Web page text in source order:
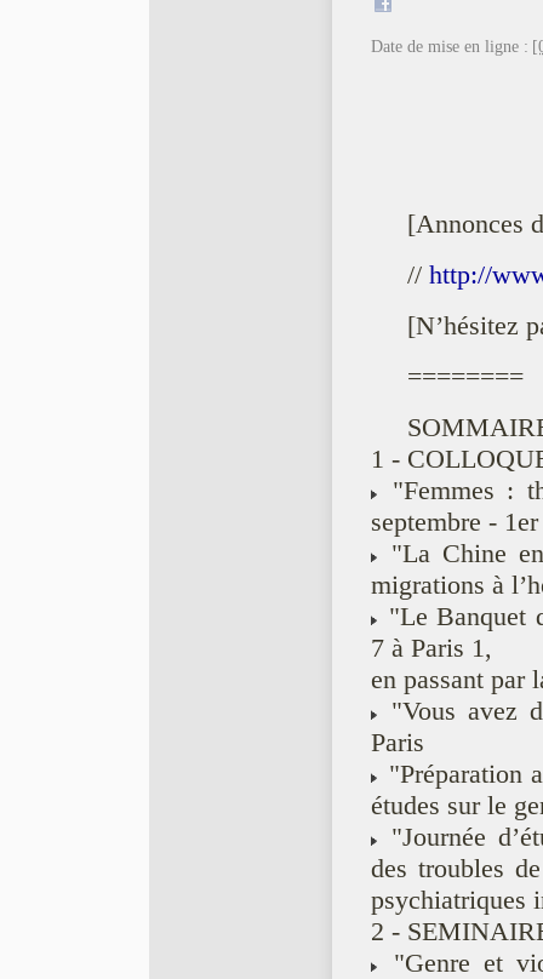
Date de mise en ligne :
[Annonces
// http://
[N’hésitez
========
1 -
"Femmes :
septembre -
"La Chine
migrations à
"Le Banquet
7 à Paris 1,
en passant par
"Vous avez
Paris
"Préparation
études sur le
"Journée
des troubles
psychiatriques
2 -
"Genre et